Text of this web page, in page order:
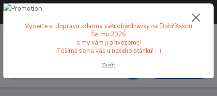
+420 773 998 582
Vyberte si dopravu zdarma vaší objednávky na Dobříšskou
Šelmu 2026
a my vám ji přivezeme!
Těšíme se na vás u našeho stánku! :-)
Zavřít